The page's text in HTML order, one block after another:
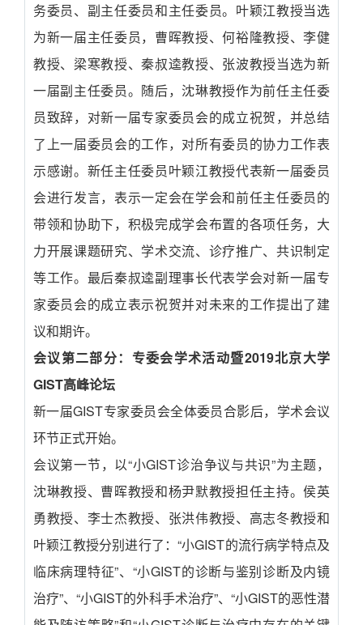
务委员、副主任委员和主任委员。叶颖江教授当选
为新一届主任委员，曹晖教授、何裕隆教授、李健
教授、梁寒教授、秦叔逵教授、张波教授当选为新
一届副主任委员。随后，沈琳教授作为前任主任委
员致辞，对新一届专家委员会的成立祝贺，并总结
了上一届委员会的工作，对所有委员的协力工作表
示感谢。新任主任委员叶颖江教授代表新一届委员
会进行发言，表示一定会在学会和前任主任委员的
带领和协助下，积极完成学会布置的各项任务，大
力开展课题研究、学术交流、诊疗推广、共识制定
等工作。最后秦叔逵副理事长代表学会对新一届专
家委员会的成立表示祝贺并对未来的工作提出了建
议和期许。
会议第二部分：专委会学术活动暨2019北京大学
GIST高峰论坛
新一届GIST专家委员会全体委员合影后，学术会议
环节正式开始。
会议第一节，以“小GIST诊治争议与共识”为主题，
沈琳教授、曹晖教授和杨尹默教授担任主持。侯英
勇教授、李士杰教授、张洪伟教授、高志冬教授和
叶颖江教授分别进行了：“小GIST的流行病学特点及
临床病理特征”、“小GIST的诊断与鉴别诊断及内镜
治疗”、“小GIST的外科手术治疗”、“小GIST的恶性潜